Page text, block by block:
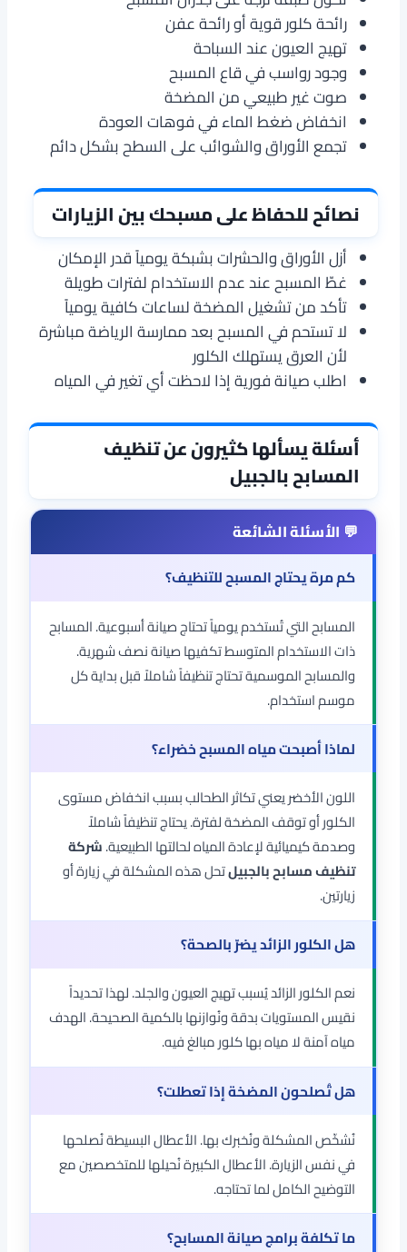
رائحة كلور قوية أو رائحة عفن
تهيج العيون عند السباحة
وجود رواسب في قاع المسبح
صوت غير طبيعي من المضخة
انخفاض ضغط الماء في فوهات العودة
تجمع الأوراق والشوائب على السطح بشكل دائم
نصائح للحفاظ على مسبحك بين الزيارات
أزل الأوراق والحشرات بشبكة يومياً قدر الإمكان
غطّ المسبح عند عدم الاستخدام لفترات طويلة
تأكد من تشغيل المضخة لساعات كافية يومياً
لا تستحم في المسبح بعد ممارسة الرياضة مباشرة
لأن العرق يستهلك الكلور
اطلب صيانة فورية إذا لاحظت أي تغير في المياه
أسئلة يسألها كثيرون عن تنظيف
المسابح بالجبيل
كم مرة يحتاج المسبح للتنظيف؟
المسابح التي تُستخدم يومياً تحتاج صيانة أسبوعية. المسابح
ذات الاستخدام المتوسط تكفيها صيانة نصف شهرية.
والمسابح الموسمية تحتاج تنظيفاً شاملاً قبل بداية كل
موسم استخدام.
لماذا أصبحت مياه المسبح خضراء؟
اللون الأخضر يعني تكاثر الطحالب بسبب انخفاض مستوى
الكلور أو توقف المضخة لفترة. يحتاج تنظيفاً شاملاً
وصدمة كيميائية لإعادة المياه لحالتها الطبيعية.شركة
تنظيف مسابح بالجبيلتحل هذه المشكلة في زيارة أو
زيارتين.
هل الكلور الزائد يضرّ بالصحة؟
نعم الكلور الزائد يُسبب تهيج العيون والجلد. لهذا تحديداً
نقيس المستويات بدقة ونُوازنها بالكمية الصحيحة. الهدف
مياه آمنة لا مياه بها كلور مبالغ فيه.
هل تُصلحون المضخة إذا تعطلت؟
نُشخّص المشكلة ونُخبرك بها. الأعطال البسيطة نُصلحها
في نفس الزيارة. الأعطال الكبيرة نُحيلها للمتخصصين مع
التوضيح الكامل لما تحتاجه.
ما تكلفة برامج صيانة المسابح؟